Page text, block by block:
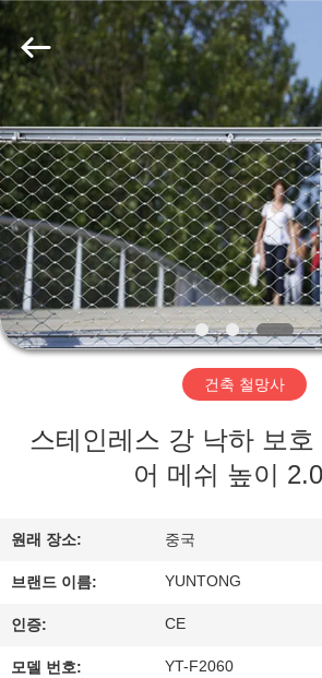
집
제
품
우
리
대
여
공
장
©
2017
2026
Anping
Yuntong
Metal
Wire
Mesh
Co.,Ltd.
All
Rights
Reserved.
건축 철망사
스테인레스 강 낙하 보호
어 메쉬 높이
원래 장소: 중국
브랜드 이름: YUNTONG
인증: CE
모델 번호: YT-F2060